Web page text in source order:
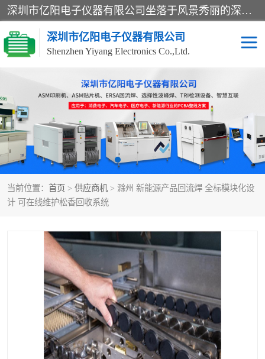
深圳市亿阳电子仪器有限公司坐落于风景秀丽的深圳市光明区，集SMT设备销售务为一体，努力为客户提供电子装配解决方案。与行业**SMT设备厂商：ASM（印刷机，锡膏检查机，贴片机），德国ERSA（爱莎）建立了稳固的代理合作关系，销售的设备一直保持**电子装配行业未来发展方向，能够满足客户各种繁杂产品的生产应用。
深圳市亿阳电子仪器有限公司
Shenzhen Yiyang Electronics Co.,Ltd.
当前位置： 首页 > 供应商机 > 滁州 新能源产品回流焊 全标模块化设
计 可在线维护松香回收系统
SX全自动高速贴片机 E系列中速贴片机
NeoHorizon全自动锡膏印
刷机
选择性波峰焊
VERSAFLOW-335
回流焊HOTFLOW 3/20e 波峰焊
BGA返修台HR600/2 自动光学检测TR7700QE
TR5001
自动光学检测TR7710 XS全自动高速贴片机
TX 全自动高速贴片机